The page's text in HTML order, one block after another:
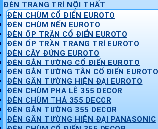
ĐÈN TRANG TRÍ NỘI THẤT
ĐÈN CHÙM CỔ ĐIỂN EUROTO
ĐÈN CHÙM NẾN EUROTO
ĐÈN ỐP TRẦN CỔ ĐIỂN EUROTO
ĐÈN ỐP TRẦN TRANG TRÍ EUROTO
ĐÈN CÂY ĐỨNG EUROTO
ĐÈN GẮN TƯỜNG CỔ ĐIỂN EUROTO
ĐÈN GẮN TƯỜNG TÂN CỔ ĐIỂN EUROTO
ĐÈN GẮN TƯỜNG HIỆN ĐẠI EUROTO
ĐÈN CHÙM PHA LÊ 355 DECOR
ĐÈN CHÙM THẢ 355 DECOR
ĐÈN GẮN TƯỜNG 355 DECOR
ĐÈN GẮN TƯỜNG HIỆN ĐẠI PANASONIC